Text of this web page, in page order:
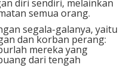
diri sendiri, melainkan
semua orang.⁣
segala-galanya, yaitu
dan korban perang:
mereka yang
dari tengah